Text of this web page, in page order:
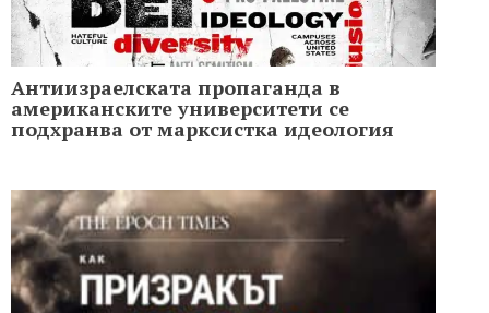
Антиизраелската пропаганда в
американските университети се
подхранва от марксистка идеология